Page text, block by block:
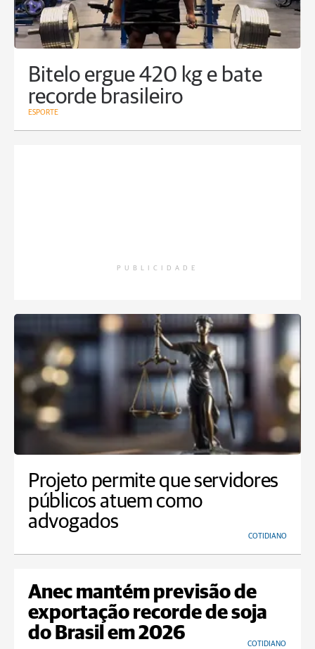
Bitelo ergue 420 kg e bate
recorde brasileiro
ESPORTE
PUBLICIDADE
Projeto permite que servidores
públicos atuem como
advogados
COTIDIANO
Anec mantém previsão de
exportação recorde de soja
do Brasil em 2026
COTIDIANO